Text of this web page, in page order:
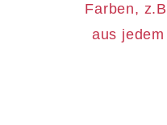
Farben,
aus